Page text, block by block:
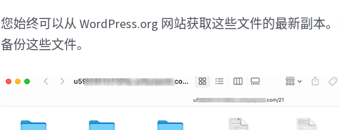
您始终可以从 WordPress.org 网站获取这些文件的最新副本
备份这些文件。